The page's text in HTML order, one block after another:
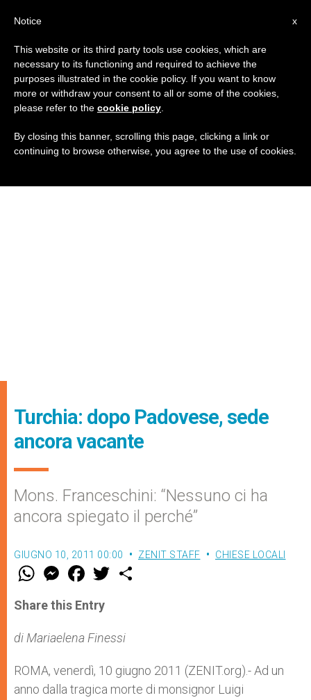
Turchia: dopo Padovese, sede
ancora vacante
Mons. Franceschini: “Nessuno ci ha
ancora spiegato il perché”
GIUGNO 10, 2011 00:00 ZENIT STAFF CHIESE LOCALI
W
t
s
p
p
M
e
s
e
g
e
F
a
e
b
o
k
w
r
Share this Entry
di Mariaelena Finessi
ROMA, venerdì, 10 giugno 2011 (ZENIT.org).- Ad un
anno dalla tragica morte di monsignor Luigi
x
Notice
This website or its third party tools use cookies, which are
necessary to its functioning and required to achieve the
purposes illustrated in the cookie policy. If you want to know
more or withdraw your consent to all or some of the cookies,
please refer to the cookie policy
By closing this banner, scrolling this page, clicking a link or
continuing to browse otherwise, you agree to the use of cookies.